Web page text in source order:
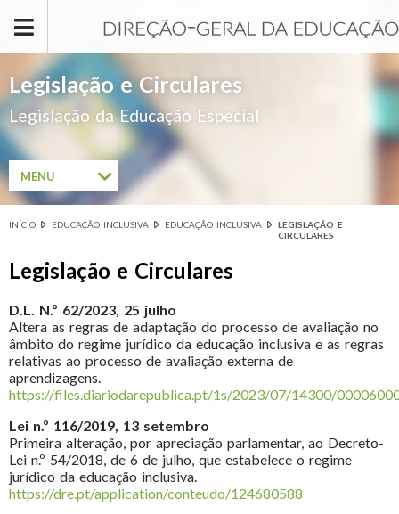
Legislação e Circulares
Legislação da Educação Especial
Está aqui
INÍCIO EDUCAÇÃO INCLUSIVA EDUCAÇÃO INCLUSIVA
LEGISLAÇÃO E
CIRCULARES
Legislação e Circulares
D.L. N.º 62/2023, 25 julho
Altera as regras de adaptação do processo de avaliação no
âmbito do regime jurídico da educação inclusiva e as regras
relativas ao processo de avaliação externa de
aprendizagens.
https://files.diariodarepublica.pt/1s/2023/07/14300/
Lei n.º 116/2019, 13 setembro
Primeira alteração, por apreciação parlamentar, ao Decreto-
Lei n.º 54/2018, de 6 de julho, que estabelece o regime
jurídico da educação inclusiva.
https://dre.pt/application/conteudo/124680588
MENU